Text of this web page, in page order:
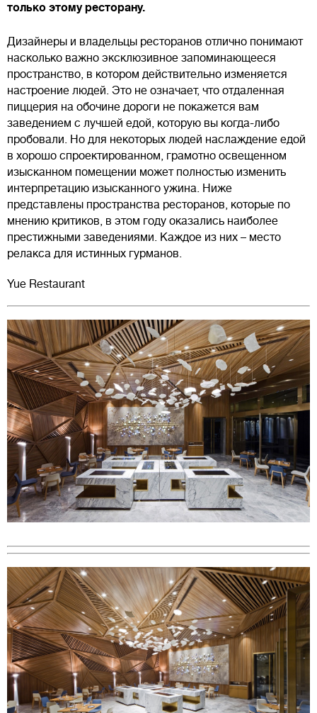
только этому ресторану.
Дизайнеры и владельцы ресторанов отлично понимают
насколько важно эксклюзивное запоминающееся
пространство, в котором действительно изменяется
настроение людей. Это не означает, что отдаленная
пиццерия на обочине дороги не покажется вам
заведением с лучшей едой, которую вы когда-либо
пробовали. Но для некоторых людей наслаждение едой
в хорошо спроектированном, грамотно освещенном
изысканном помещении может полностью изменить
интерпретацию изысканного ужина. Ниже
представлены пространства ресторанов, которые по
мнению критиков, в этом году оказались наиболее
престижными заведениями. Каждое из них – место
релакса для истинных гурманов.
Yue Restaurant